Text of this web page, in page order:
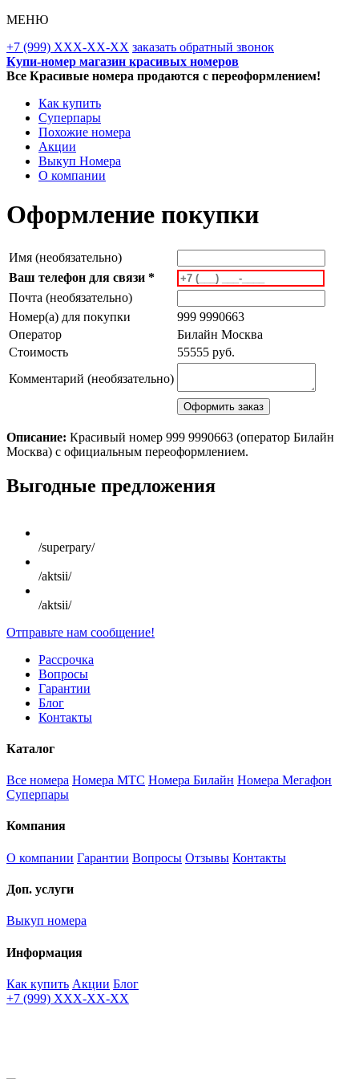
МЕНЮ
+7 (999) XXX-XX-XX заказать обратный звонок
Купи-номер магазин красивых номеров
Все Красивые номера продаются с переоформлением!
Как купить
Суперпары
Похожие номера
Акции
Выкуп Номера
О компании
Оформление покупки
Имя (необязательно)
Ваш телефон для связи *
Почта (необязательно)
Номер(а) для покупки
999 9990663
Оператор
Билайн Москва
Стоимость
55555 руб.
Комментарий (необязательно)
Описание: Красивый номер 999 9990663 (оператор Билайн
Москва) с официальным переоформлением.
Scroll
Up
Выгодные предложения
/superpary/
/aktsii/
/aktsii/
Отправьте нам сообщение!
Рассрочка
Вопросы
Гарантии
Блог
Контакты
Каталог
Все номера Номера МТС Номера Билайн Номера Мегафон
Суперпары
Компания
О компании Гарантии Вопросы Отзывы Контакты
Доп. услуги
Выкуп номера
Информация
Как купить Акции Блог
+7 (999) XXX-XX-XX